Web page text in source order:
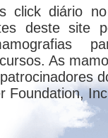
fosse
vez? A
e
uma vez.
corpo se
corpos,
click diário
deste site
As
Foundation,